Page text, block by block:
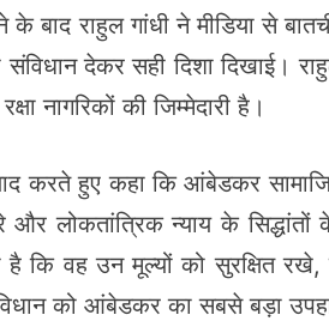
बाद राहुल गांधी ने मीडिया से
देकर सही दिशा दिखाई।
नागरिकों की जिम्मेदारी है।
करते हुए कहा कि आंबेडकर
लोकतांत्रिक न्याय के सिद्धांतों
वह उन मूल्यों को सुरक्षित रखे,
को आंबेडकर का सबसे बड़ा